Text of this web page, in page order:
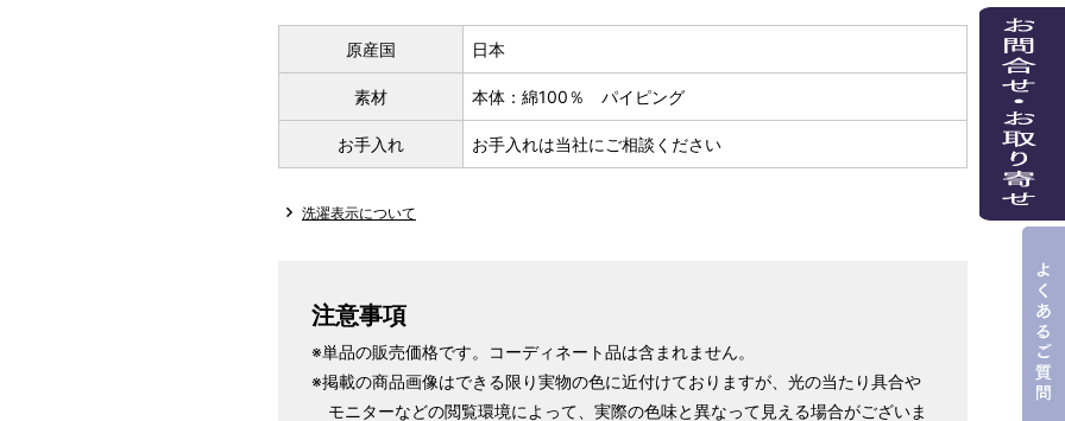
原産国 日本
素材 本体：綿100％ パイピング
お手入れ お手入れは当社にご相談ください
洗濯表示について
注意事項
※単品の販売価格です。コーディネート品は含まれません。
※掲載の商品画像はできる限り実物の色に近付けておりますが、光の当たり具合や
モニターなどの閲覧環境によって、実際の色味と異なって見える場合がございま